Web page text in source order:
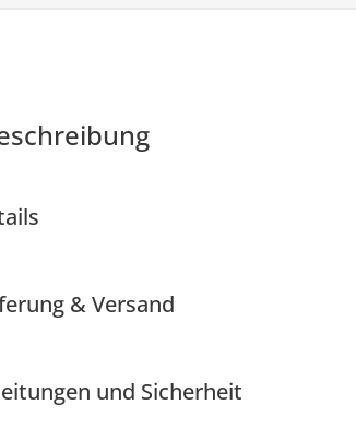
& Versand
und Sicherheit